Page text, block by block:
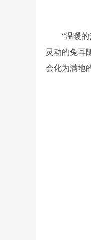
“温暖
灵动的兔耳
会化为满地